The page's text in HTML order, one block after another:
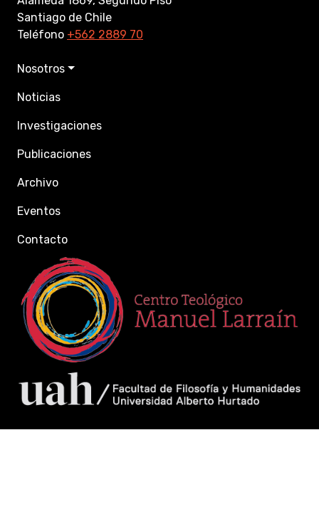
Santiago de Chile
Teléfono +562 2889 70
Nosotros
Noticias
Investigaciones
Publicaciones
Archivo
Eventos
Contacto